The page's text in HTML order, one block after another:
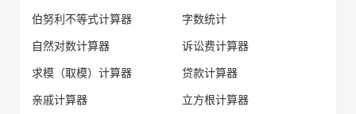
伯努利不等式计算器
字数统计
自然对数计算器
诉讼费计算器
求模（取模）计算器
贷款计算器
亲戚计算器
立方根计算器